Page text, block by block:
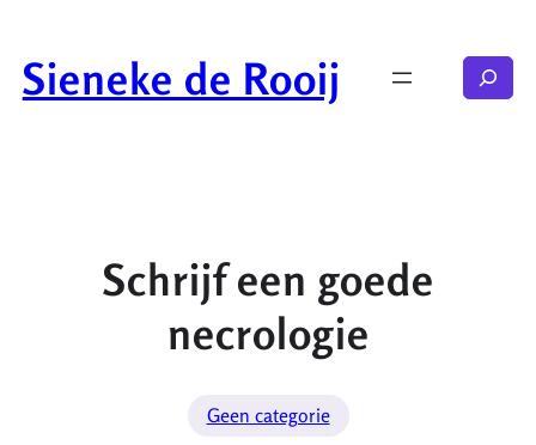
naar
deSieneke de Rooij Zoeken
Schrijf een goede
necrologie
Geen categorie